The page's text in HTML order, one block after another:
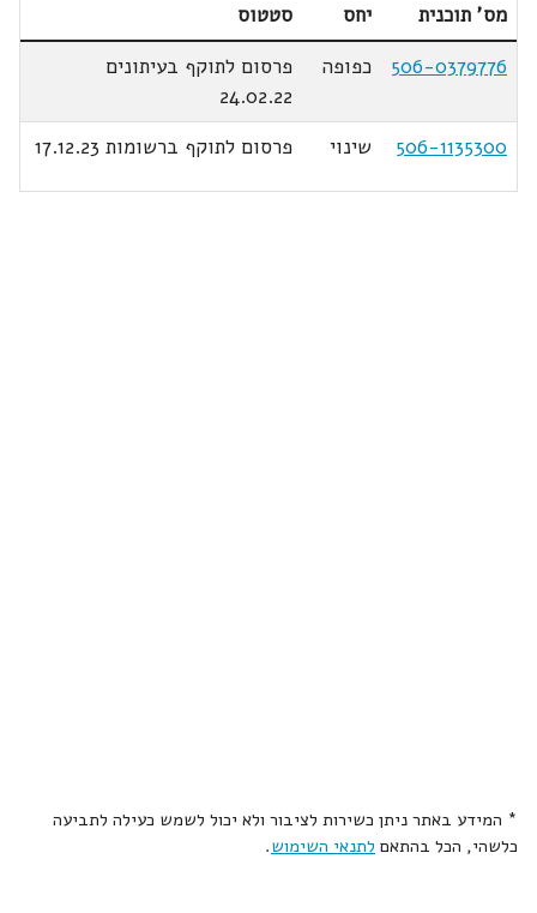
מס' תוכנית
יחס
סטטוס
506-0379776
כפופה
פרסום לתוקף בעיתונים
24.02.22
506-1135300
שינוי פרסום לתוקף ברשומות 17.12.23
* המידע באתר ניתן כשירות לציבור ולא יכול לשמש כעילה לתביעה
כלשהי, הכל בהתאם לתנאי השימוש.